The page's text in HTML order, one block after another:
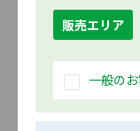
販売エリア
一般の